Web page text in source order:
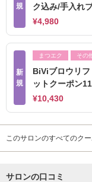
規
ク込み/手入れ
¥4,980
新
規
まつエク その
BiViブロウリ
ットクーポン
¥10,430
このサロンのすべてのク
サロンの口コミ